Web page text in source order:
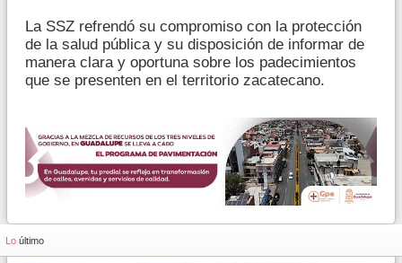
La SSZ refrendó su compromiso con la protección
de la salud pública y su disposición de informar de
manera clara y oportuna sobre los padecimientos
que se presenten en el territorio zacatecano.
Lo último